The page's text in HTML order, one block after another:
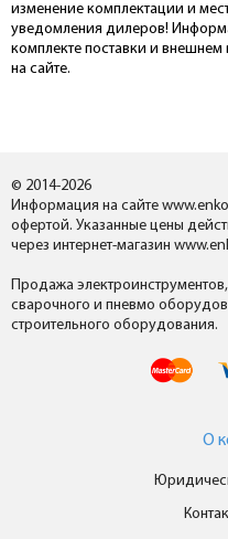
изменение комплектации и
уведомления дилеров!
комплекте поставки и внешнем
на сайте.
© 2014-2026
Информация на сайте
офертой. Указанные цены
через интернет-магазин
Продажа
сварочного и пневмо
строительного оборудования.
О